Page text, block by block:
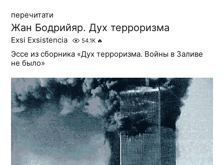
перечитати
Жан Бодрийяр. Дух терроризма
Exsi Exsistencia 54.1K 🔥
Эссе из сборника «Дух терроризма. Войны в Заливе
не было»